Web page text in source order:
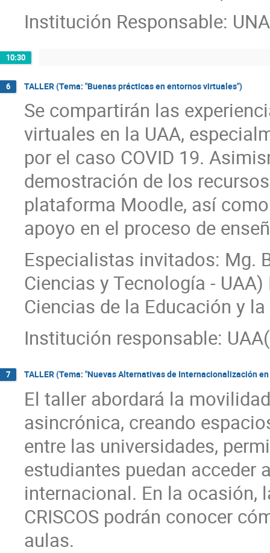
Institución Responsable:
10:30
6 TALLER (Tema: "Buenas prácticas en entornos virtuales")
Se compartirán las
virtuales en la UAA,
por el caso COVID 19.
demostración de los
plataforma Moodle, así
apoyo en el proceso de
Especialistas invitados: Mg.
Ciencias y Tecnología -
Ciencias de la Educación y
Institución responsable:
7 TALLER (Tema: "Nuevas Alternativas de Internacionalización
El taller abordará la
asincrónica, creando
entre las universidades,
estudiantes puedan acceder
internacional. En la ocasión,
CRISCOS podrán conocer
aulas.